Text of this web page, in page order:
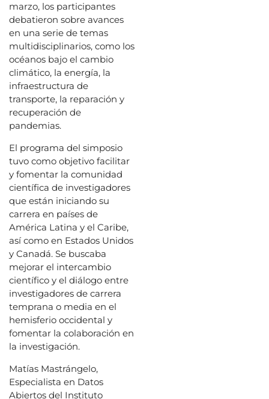
marzo, los participantes
debatieron sobre avances
en una serie de temas
multidisciplinarios, como los
océanos bajo el cambio
climático, la energía, la
infraestructura de
transporte, la reparación y
recuperación de
pandemias.
El programa del simposio
tuvo como objetivo facilitar
y fomentar la comunidad
científica de investigadores
que están iniciando su
carrera en países de
América Latina y el Caribe,
así como en Estados Unidos
y Canadá. Se buscaba
mejorar el intercambio
científico y el diálogo entre
investigadores de carrera
temprana o media en el
hemisferio occidental y
fomentar la colaboración en
la investigación.
Matías Mastrángelo,
Especialista en Datos
Abiertos del Instituto